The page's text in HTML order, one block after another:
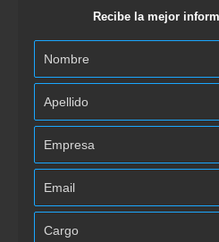
Recibe la mejor